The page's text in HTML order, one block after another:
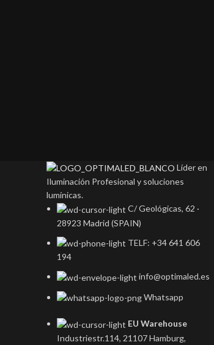
Líder en
Iluminación Profesional y soluciones
lumínicas.
C/ Geológicas, 62 ·
28923 Madrid (SPAIN)
TELF: +34 641 606
194
info@optimaled.es
Whatsapp
EU Warehouse
Industriestr.114, 21107 Hamburg,